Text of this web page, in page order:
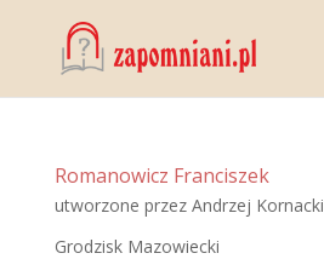
Romanowicz Franciszek
utworzone przez Andrzej Kornacki
Grodzisk Mazowiecki